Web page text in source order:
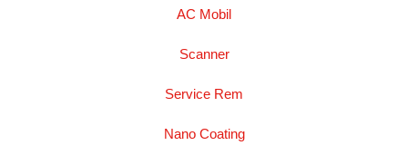
AC Mobil
Scanner
Service Rem
Nano Coating